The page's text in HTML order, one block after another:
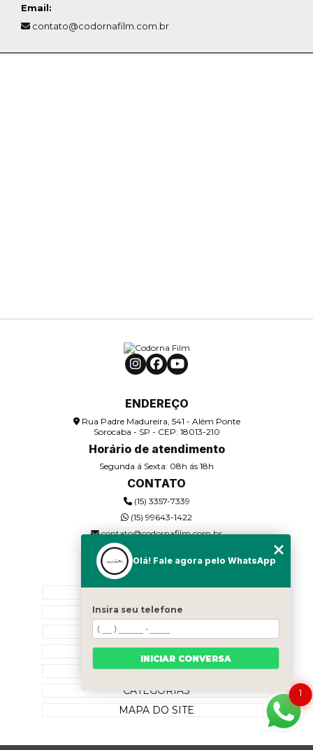
Email:
contato@codornafilm.com.br
ENDEREÇO
Rua Padre Madureira, 541 - Além Ponte
Sorocaba - SP - CEP: 18013-210
Horário de atendimento
Segunda á Sexta: 08h ás 18h
CONTATO
(15) 3357-7339
(15) 99643-1422
contato@codornafilm.com.br
QUEM SOMOS
SERVIÇOS
BLOG
CONTATO
CATEGORIAS
MAPA DO SITE
1
Olá! Fale agora pelo WhatsApp
Insira seu telefone
INICIAR CONVERSA